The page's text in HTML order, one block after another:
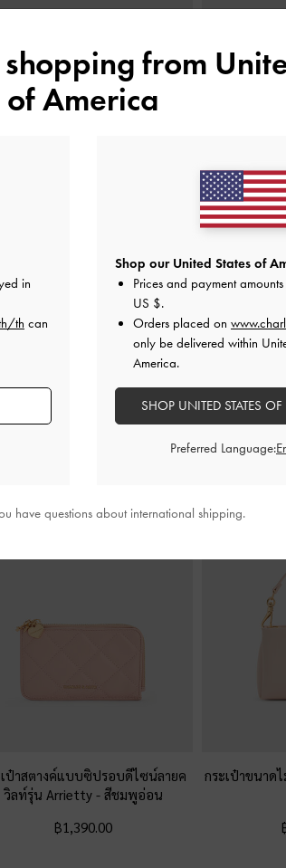
สีชมพูอ่อน
วิลท์รุ่น
ป๋าสตางค์แบบซิปรอบดีไซน์ลายค
วิลท์รุ่น Arrietty - สีชมพูอ่อน
฿1,390.00
กระเป๋าขนาด
from
of America
in
th can
Shop our United States of
Prices and payment
US $.
Orders placed on
only be delivered within
America.
SHOP UNITED STATES
Preferred Language:
have questions about international shipping.